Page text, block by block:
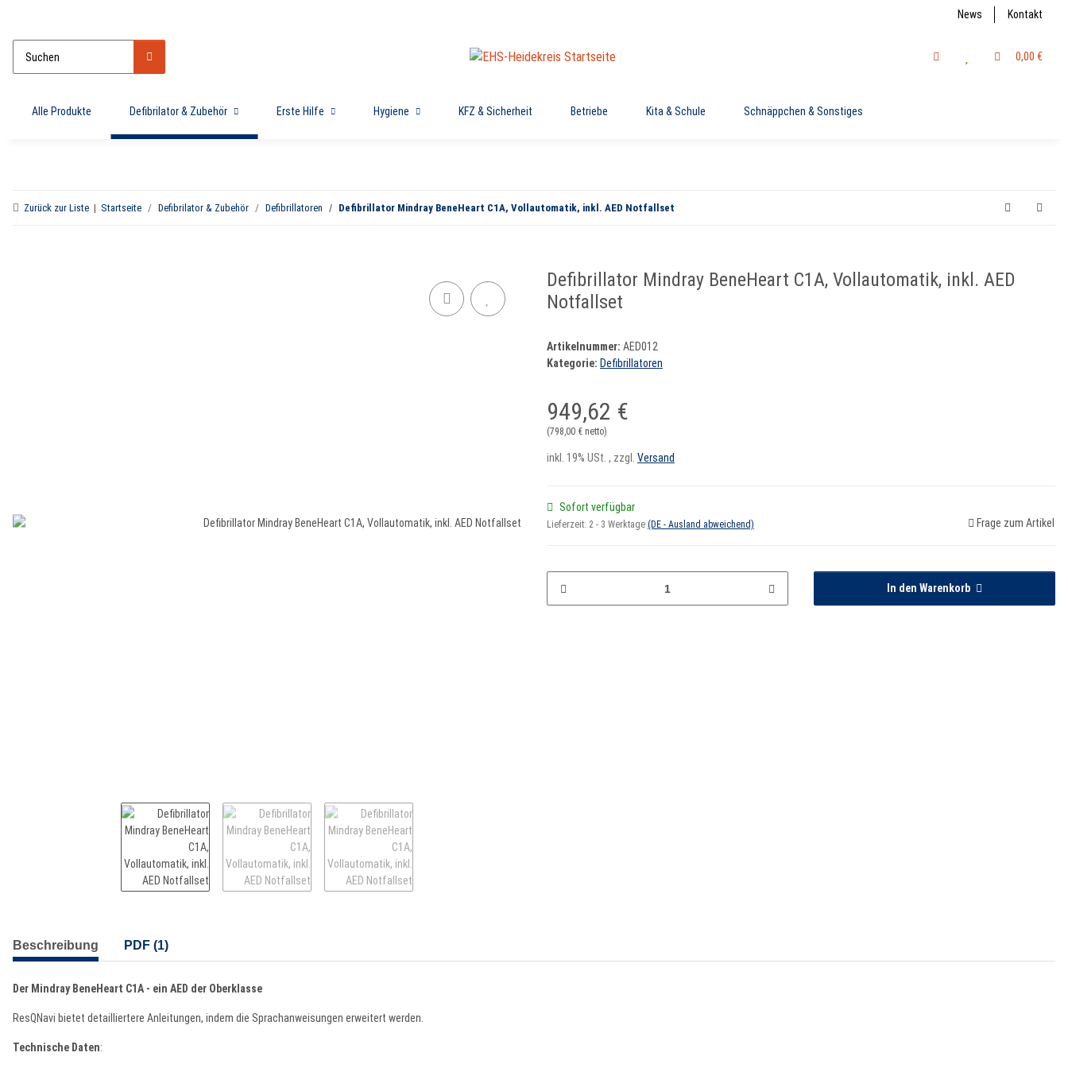
News Kontakt
0,00 €
Alle Produkte Defibrilator & Zubehör Erste Hilfe Hygiene KFZ & Sicherheit Betriebe Kita & Schule Schnäppchen & Sonstiges
Zurück zur Liste Startseite Defibrilator & Zubehör Defibrillatoren Defibrillator Mindray BeneHeart C1A, Vollautomatik, inkl. AED Notfallset
Defibrillator Mindray BeneHeart C1A, Vollautomatik, inkl. AED
Notfallset
Artikelnummer: AED012
Kategorie: Defibrillatoren
949,62 €
(798,00 € netto)
inkl. 19% USt. , zzgl. Versand
Sofort verfügbar
Lieferzeit: 2 - 3 Werktage (DE - Ausland abweichend) Frage zum Artikel
In den Warenkorb
weitere Registerkarten anzeigen
Beschreibung PDF (1)
Der Mindray BeneHeart C1A - ein AED der Oberklasse
ResQNavi bietet detailliertere Anleitungen, indem die Sprachanweisungen erweitert werden.
Technische Daten: